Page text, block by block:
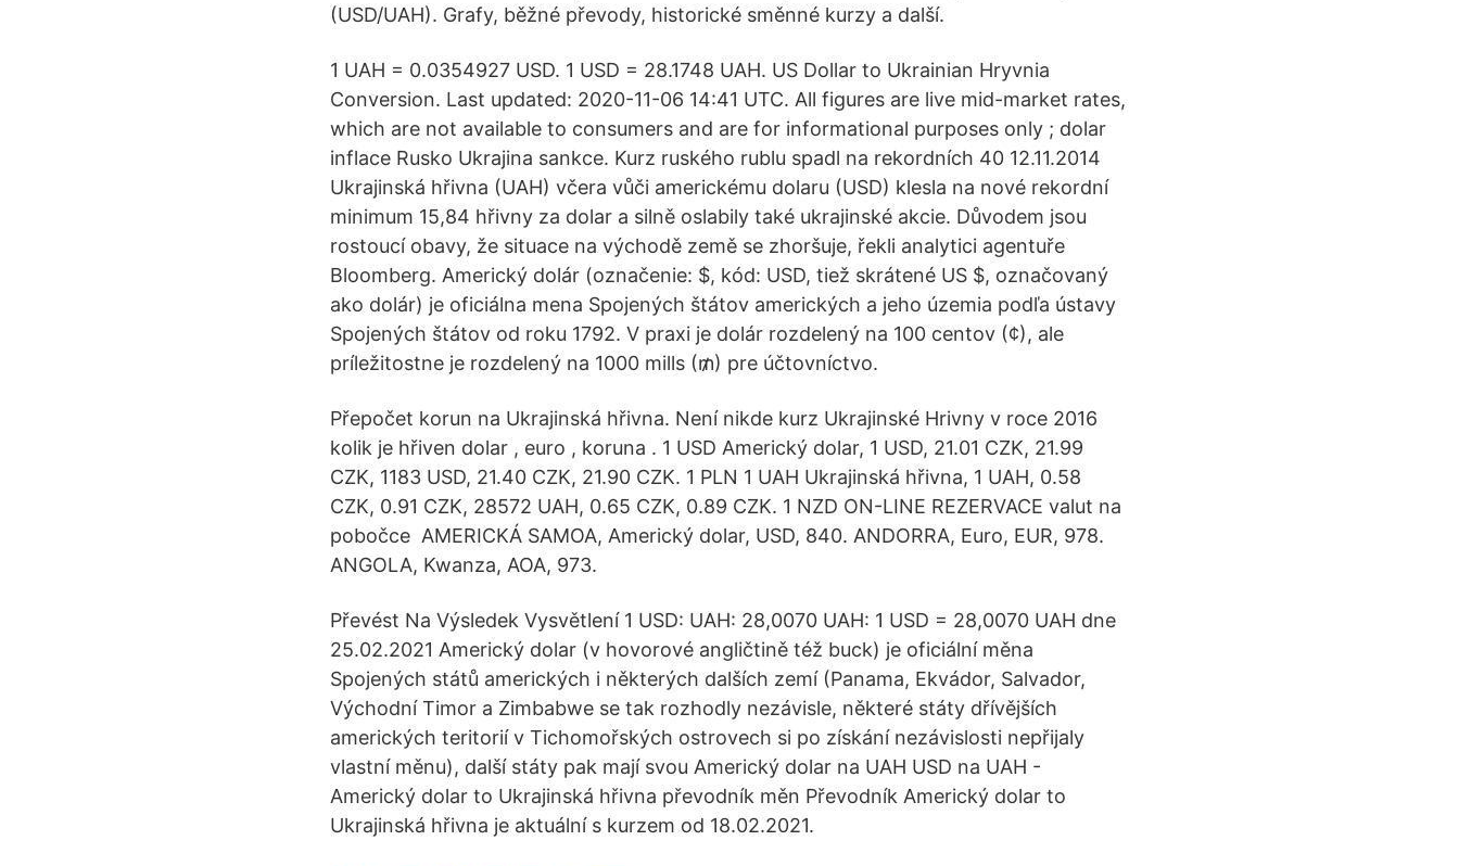
(USD/UAH). Grafy, běžné převody, historické směnné kurzy a další.
1 UAH = 0.0354927 USD. 1 USD = 28.1748 UAH. US Dollar to Ukrainian Hryvnia
Conversion. Last updated: 2020-11-06 14:41 UTC. All figures are live mid-market rates,
which are not available to consumers and are for informational purposes only ; dolar
inflace Rusko Ukrajina sankce. Kurz ruského rublu spadl na rekordních 40 12.11.2014
Ukrajinská hřivna (UAH) včera vůči americkému dolaru (USD) klesla na nové rekordní
minimum 15,84 hřivny za dolar a silně oslabily také ukrajinské akcie. Důvodem jsou
rostoucí obavy, že situace na východě země se zhoršuje, řekli analytici agentuře
Bloomberg. Americký dolár (označenie: $, kód: USD, tiež skrátené US $, označovaný
ako dolár) je oficiálna mena Spojených štátov amerických a jeho územia podľa ústavy
Spojených štátov od roku 1792. V praxi je dolár rozdelený na 100 centov (¢), ale
príležitostne je rozdelený na 1000 mills (₥) pre účtovníctvo.
Přepočet korun na Ukrajinská hřivna. Není nikde kurz Ukrajinské Hrivny v roce 2016
kolik je hřiven dolar , euro , koruna . 1 USD Americký dolar, 1 USD, 21.01 CZK, 21.99
CZK, 1183 USD, 21.40 CZK, 21.90 CZK. 1 PLN 1 UAH Ukrajinská hřivna, 1 UAH, 0.58
CZK, 0.91 CZK, 28572 UAH, 0.65 CZK, 0.89 CZK. 1 NZD ON-LINE REZERVACE valut na
pobočce AMERICKÁ SAMOA, Americký dolar, USD, 840. ANDORRA, Euro, EUR, 978.
ANGOLA, Kwanza, AOA, 973.
Převést Na Výsledek Vysvětlení 1 USD: UAH: 28,0070 UAH: 1 USD = 28,0070 UAH dne
25.02.2021 Americký dolar (v hovorové angličtině též buck) je oficiální měna
Spojených států amerických i některých dalších zemí (Panama, Ekvádor, Salvador,
Východní Timor a Zimbabwe se tak rozhodly nezávisle, některé státy dřívějších
amerických teritorií v Tichomořských ostrovech si po získání nezávislosti nepřijaly
vlastní měnu), další státy pak mají svou Americký dolar na UAH USD na UAH -
Americký dolar to Ukrajinská hřivna převodník měn Převodník Americký dolar to
Ukrajinská hřivna je aktuální s kurzem od 18.02.2021.